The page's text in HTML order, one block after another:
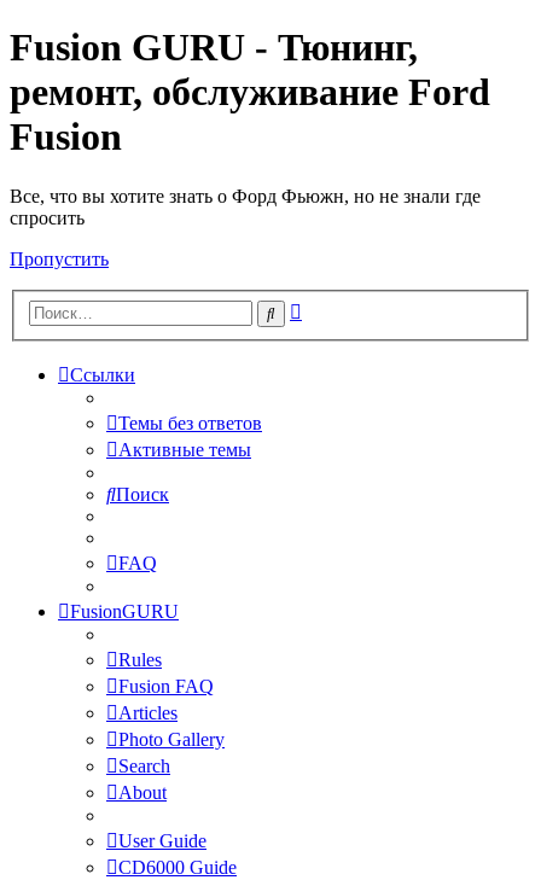
Fusion GURU - Тюнинг,
ремонт, обслуживание Ford
Fusion
Все, что вы хотите знать о Форд Фьюжн, но не знали где
спросить
Пропустить
Поиск
Ссылки
Темы без ответов
Активные темы
Поиск
FAQ
FusionGURU
Rules
Fusion FAQ
Articles
Photo Gallery
Search
About
User Guide
CD6000 Guide